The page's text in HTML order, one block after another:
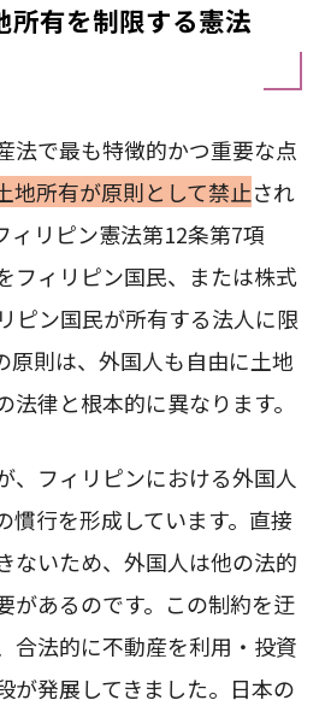
所有を制限する憲法
法で最も特徴的かつ重要な点
地所有が原則として禁止され
ィリピン憲法第12条第7項
フィリピン国民、または株式
ピン国民が所有する法人に限
原則は、外国人も自由に土地
法律と根本的に異なります。
、フィリピンにおける外国人
慣行を形成しています。直接
ないため、外国人は他の法的
があるのです。この制約を迂
合法的に不動産を利用・投資
が発展してきました。日本の